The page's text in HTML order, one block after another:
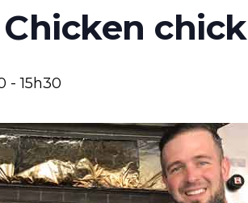
chick
-15h30